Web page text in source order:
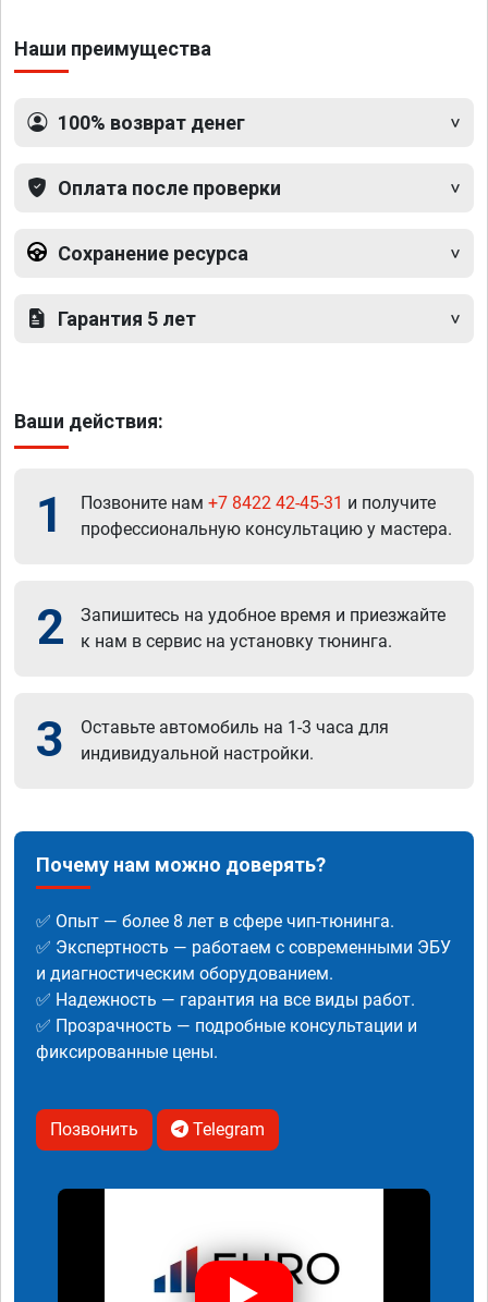
Наши преимущества
100% возврат денег
Оплата после проверки
Сохранение ресурса
Гарантия 5 лет
Ваши действия:
1 Позвоните нам +7 8422 42-45-31 и получите
профессиональную консультацию у мастера.
2
Запишитесь на удобное время и приезжайте
к нам в сервис на установку тюнинга.
3
Оставьте автомобиль на 1-3 часа для
индивидуальной настройки.
Почему нам можно доверять?
✅ Опыт — более 8 лет в сфере чип-тюнинга.
✅ Экспертность — работаем с современными ЭБУ
и диагностическим оборудованием.
✅ Надежность — гарантия на все виды работ.
✅ Прозрачность — подробные консультации и
фиксированные цены.
Позвонить Telegram